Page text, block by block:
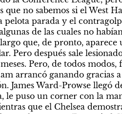
que no sabemos si el West
parada y el
de las cuales no
que, de pronto,
Pero después sale
Pero, de todos
arrancó ganando gracias
James Ward-Prowse llegó
le puso un corner con la
que el Chelsea